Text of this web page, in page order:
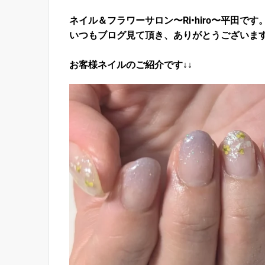
ネイル＆フラワーサロン〜Ri•hiro〜平田です
いつもブログ見て頂き、ありがとうございま
お客様ネイルのご紹介です↓↓